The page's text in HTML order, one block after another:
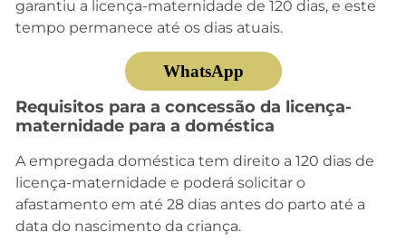
garantiu a licença-maternidade de 120 dias, e este
tempo permanece até os dias atuais.
WhatsApp
Requisitos para a concessão da licença-
maternidade para a doméstica
A empregada doméstica tem direito a 120 dias de
licença-maternidade e poderá solicitar o
afastamento em até 28 dias antes do parto até a
data do nascimento da criança.